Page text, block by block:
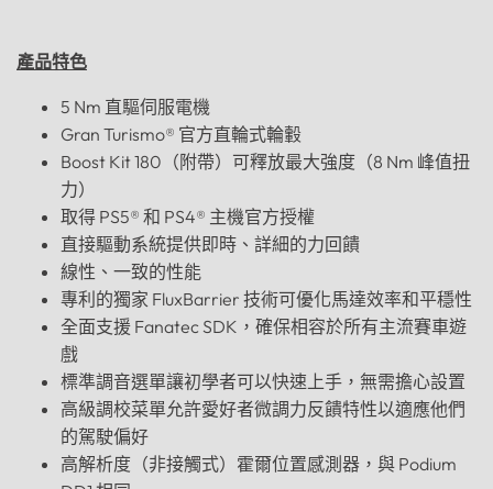
產品特色
5 Nm 直驅伺服電機
Gran Turismo® 官方直輪式輪轂
Boost Kit 180（附帶）可釋放最大強度（8 Nm 峰值扭
力）
取得 PS5® 和 PS4® 主機官方授權
直接驅動系統提供即時、詳細的力回饋
線性、一致的性能
專利的獨家 FluxBarrier 技術可優化馬達效率和平穩性
全面支援 Fanatec SDK，確保相容於所有主流賽車遊
戲
標準調音選單讓初學者可以快速上手，無需擔心設置
高級調校菜單允許愛好者微調力反饋特性以適應他們
的駕駛偏好
高解析度（非接觸式）霍爾位置感測器，與 Podium